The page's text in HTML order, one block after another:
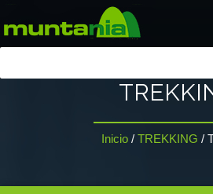
INICIO
Inicio / TREKKING /